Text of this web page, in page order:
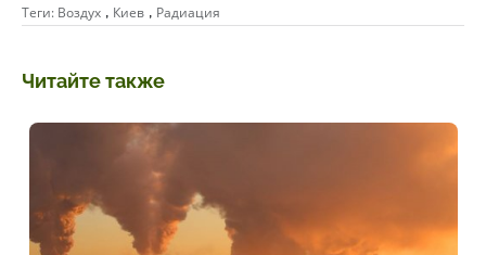
Теги: Воздух , Киев , Радиация
Читайте также